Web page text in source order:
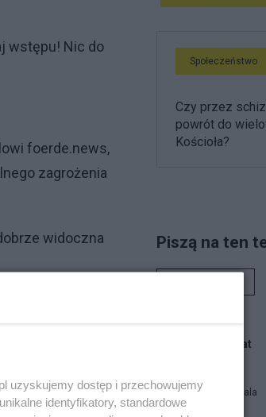
wstępu! Nic do
foerde.news,
zagrożenia
widoczna
i w tym mieście
Społeczeństwo
Czy przez
powrót do
Kościoła?
Piszą na ten
Blogi na ten temat
Siukum Balala
uzyskujemy dostęp i przechowujemy
identyfikatory, standardowe